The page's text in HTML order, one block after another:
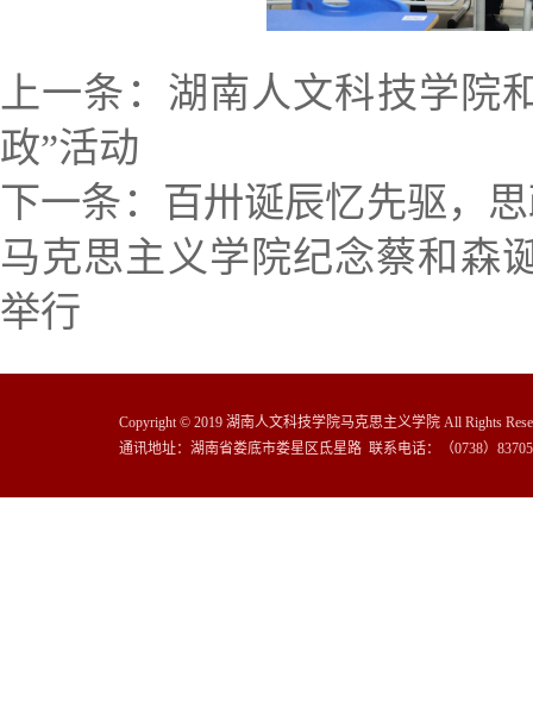
上一条： 湖南人文科技学院
政”活动
下一条： 百卅诞辰忆先驱，
马克思主义学院纪念蔡和森
举行
Copyright © 2019 湖南人文科技学院马克思主义学院 All Rights
通讯地址：湖南省娄底市娄星区氐星路 联系电话：（0738）